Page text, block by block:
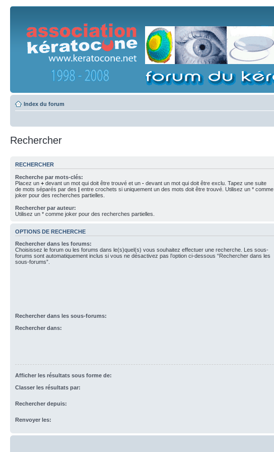
Index du forum
Rechercher
RECHERCHER
Recherche par mots-clés:
Placez un + devant un mot qui doit être trouvé et un - devant un mot qui doit être exclu. Tapez une suite
de mots séparés par des | entre crochets si uniquement un des mots doit être trouvé. Utilisez un * comme
joker pour des recherches partielles.
Rechercher par auteur:
Utilisez un * comme joker pour des recherches partielles.
OPTIONS DE RECHERCHE
Rechercher dans les forums:
Choisissez le forum ou les forums dans le(s)quel(s) vous souhaitez effectuer une recherche. Les sous-
forums sont automatiquement inclus si vous ne désactivez pas l’option ci-dessous “Rechercher dans les
sous-forums”.
Rechercher dans les sous-forums:
Rechercher dans:
Afficher les résultats sous forme de:
Classer les résultats par:
Rechercher depuis:
Renvoyer les: